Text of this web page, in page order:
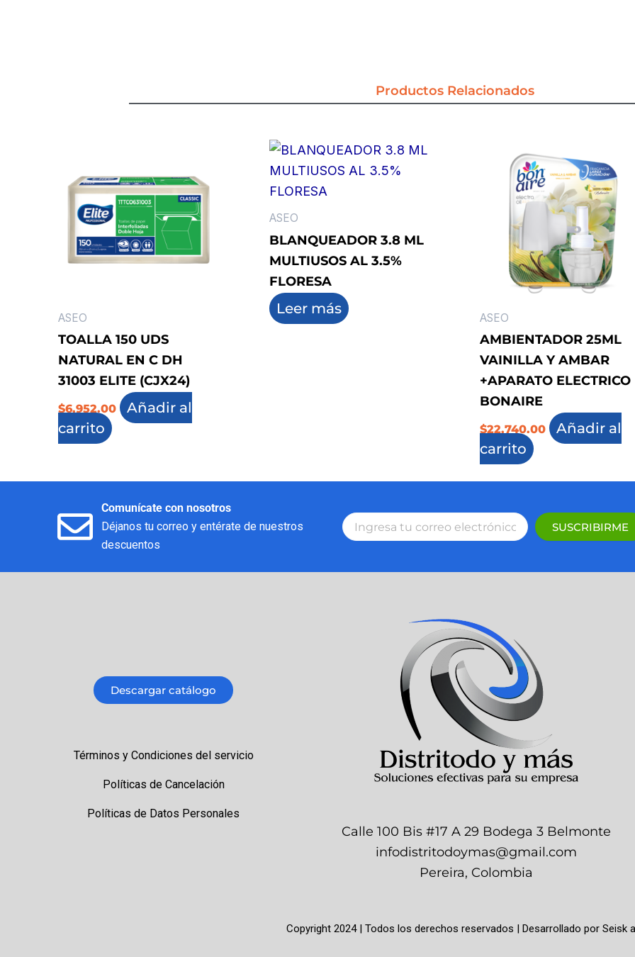
Productos Relacionados
ASEO
TOALLA 150 UDS
NATURAL EN C DH
31003 ELITE (CJX24)
$6,952.00
Añadir al
carrito
ASEO
BLANQUEADOR 3.8 ML
MULTIUSOS AL 3.5%
FLORESA
Leer más
ASEO
AMBIENTADOR 25ML
VAINILLA Y AMBAR
+APARATO ELECTRICO
BONAIRE
$22,740.00
Añadir al
carrito
Comunícate con nosotros
Déjanos tu correo y entérate de nuestros
descuentos
SUSCRIBIRME
Descargar catálogo
Términos y Condiciones del servicio
Políticas de Cancelación
Políticas de Datos Personales
Calle 100 Bis #17 A 29 Bodega 3 Belmonte
infodistritodoymas@gmail.com
Pereira, Colombia
Copyright 2024 | Todos los derechos reservados | Desarrollado por Seisk